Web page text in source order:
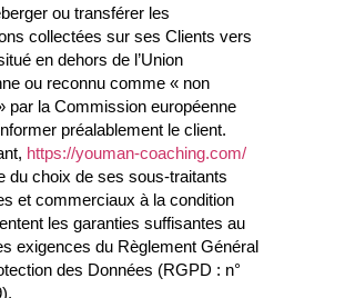
ou transférer les
collectées sur ses Clients vers
en dehors de l’Union
ou reconnu comme « non
par la Commission européenne
préalablement le client.
https://youman-coaching.com/
du choix de ses sous-traitants
et commerciaux à la condition
les garanties suffisantes au
exigences du Règlement Général
des Données (RGPD : n°